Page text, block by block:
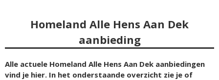
Homeland Alle Hens Aan Dek
aanbieding
Alle actuele Homeland Alle Hens Aan Dek aanbiedingen
vind je hier. In het onderstaande overzicht zie je of